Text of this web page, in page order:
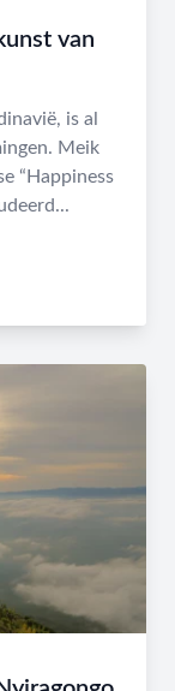
van
is al
Meik
“Happiness